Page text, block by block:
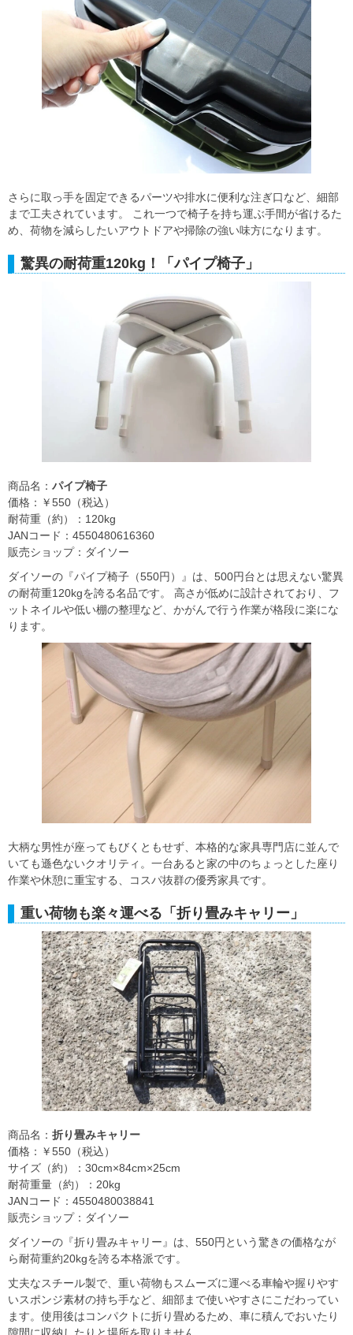
さらに取っ手を固定できるパーツや排水に便利な注ぎ口など、細部
まで工夫されています。 これ一つで椅子を持ち運ぶ手間が省けるた
め、荷物を減らしたいアウトドアや掃除の強い味方になります。
驚異の耐荷重120kg！「パイプ椅子」
商品名： パイプ椅子
価格：￥550（税込）
耐荷重（約）：120kg
JANコード：4550480616360
販売ショップ：ダイソー
ダイソーの『パイプ椅子（550円）』は、500円台とは思えない驚異
の耐荷重120kgを誇る名品です。 高さが低めに設計されており、フ
ットネイルや低い棚の整理など、かがんで行う作業が格段に楽にな
ります。
大柄な男性が座ってもびくともせず、本格的な家具専門店に並んで
いても遜色ないクオリティ。一台あると家の中のちょっとした座り
作業や休憩に重宝する、コスパ抜群の優秀家具です。
重い荷物も楽々運べる「折り畳みキャリー」
商品名： 折り畳みキャリー
価格：￥550（税込）
サイズ（約）：30cm×84cm×25cm
耐荷重量（約）：20kg
JANコード：4550480038841
販売ショップ：ダイソー
ダイソーの『折り畳みキャリー』は、550円という驚きの価格なが
ら耐荷重約20kgを誇る本格派です。
丈夫なスチール製で、重い荷物もスムーズに運べる車輪や握りやす
いスポンジ素材の持ち手など、細部まで使いやすさにこだわってい
ます。使用後はコンパクトに折り畳めるため、車に積んでおいたり